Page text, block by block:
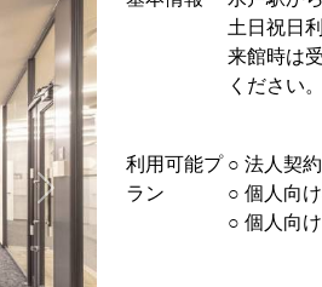
土日祝日
来館時は
ください。
利用可能プ
ラン
○︎ 法人契約
○︎ 個人向
○︎ 個人向